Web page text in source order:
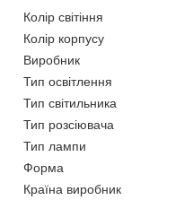
Колір світіння
Колір корпусу
Виробник
Тип освітлення
Тип світильника
Тип розсіювача
Тип лампи
Форма
Країна виробник